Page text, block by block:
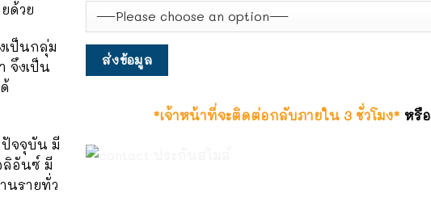
ด้วย
ป็นกลุ่ม
จึงเป็น
จจุบัน มี
ลิอันซ์ มี
นรายทั่ว
*เจ้าหน้าที่จะติดต่อกลับภายใน 3 ชั่วโมง* หรือ